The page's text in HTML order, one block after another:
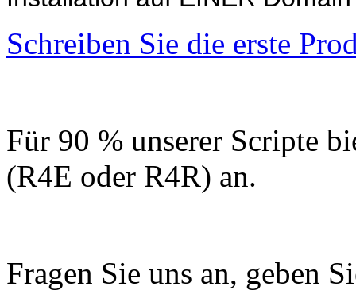
Schreiben Sie die erste
Für 90 % unserer Scripte
(R4E oder R4R) an.
Fragen Sie uns an, geben